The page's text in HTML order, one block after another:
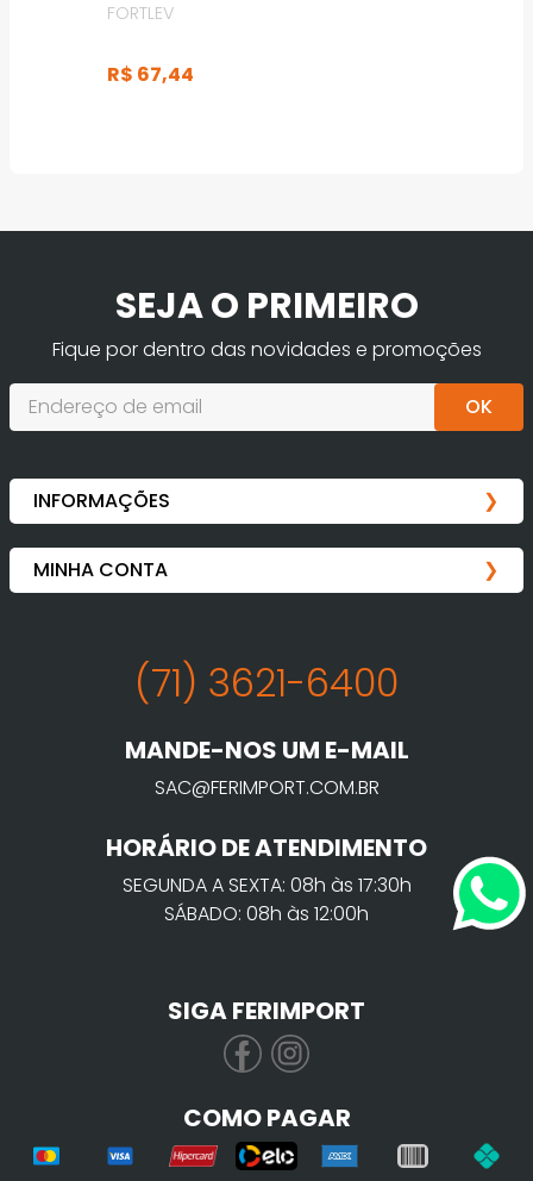
FORTLEV
R$ 67,44
SEJA O PRIMEIRO
Fique por dentro das novidades e promoções
OK
(71) 3621-6400
MANDE-NOS UM E-MAIL
SAC@FERIMPORT.COM.BR
HORÁRIO DE ATENDIMENTO
SEGUNDA A SEXTA: 08h às 17:30h
SÁBADO: 08h às 12:00h
SIGA FERIMPORT
COMO PAGAR